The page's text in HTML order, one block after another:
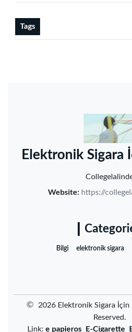
Tags
‌Elektronik Sigara
Website: https://
Bilgi elektronik sigara
©
2026 ‌Elektronik Sigara İçin
Reserved.
Link: e papieros E-Cigarette